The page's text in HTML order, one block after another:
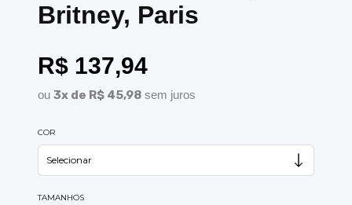
Britney, Paris
R$ 137,94
ou 3x de R$ 45,98 sem juros
COR
TAMANHOS